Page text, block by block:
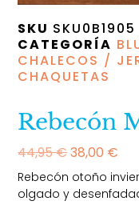
SKU SKU0B1905
CATEGORÍA
CHALECOS /
CHAQUETAS
Rebecón
44,95€38,00 €
Rebecón otoño
olgado y